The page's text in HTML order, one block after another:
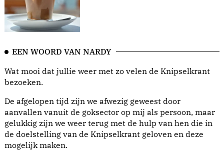
EEN WOORD VAN NARDY
Wat mooi dat jullie weer met zo velen de Knipselkrant
bezoeken.
De afgelopen tijd zijn we afwezig geweest door
aanvallen vanuit de goksector op mij als persoon, maar
gelukkig zijn we weer terug met de hulp van hen die in
de doelstelling van de Knipselkrant geloven en deze
mogelijk maken.